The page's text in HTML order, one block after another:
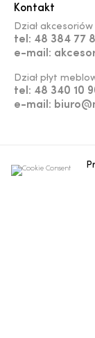
Kontakt
Dział
tel: 48 384 77
e-mail:
Dział płyt
tel: 48 340 10
e-mail: